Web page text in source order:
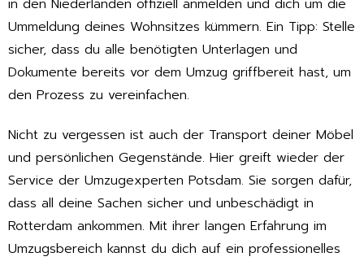
in den Niederlanden offiziell anmelden und dich um die
Ummeldung deines Wohnsitzes kümmern. Ein Tipp: Stelle
sicher, dass du alle benötigten Unterlagen und
Dokumente bereits vor dem Umzug griffbereit hast, um
den Prozess zu vereinfachen.
Nicht zu vergessen ist auch der Transport deiner Möbel
und persönlichen Gegenstände. Hier greift wieder der
Service der Umzugexperten Potsdam. Sie sorgen dafür,
dass all deine Sachen sicher und unbeschädigt in
Rotterdam ankommen. Mit ihrer langen Erfahrung im
Umzugsbereich kannst du dich auf ein professionelles